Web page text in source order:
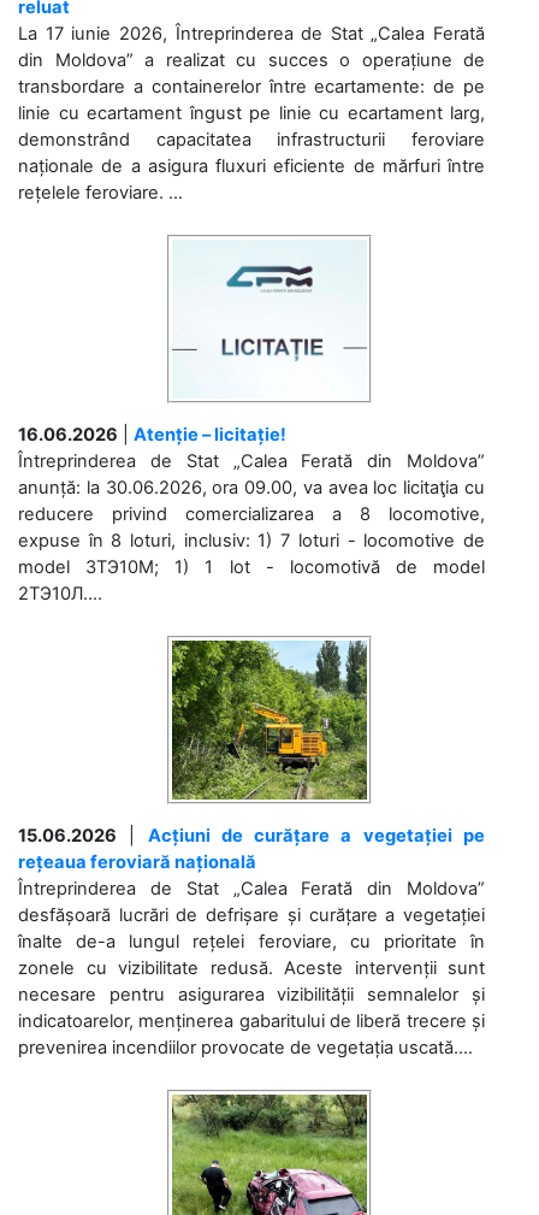
reluat
La 17 iunie 2026, Întreprinderea de Stat „Calea Ferată
din Moldova” a realizat cu succes o operațiune de
transbordare a containerelor între ecartamente: de pe
linie cu ecartament îngust pe linie cu ecartament larg,
demonstrând capacitatea infrastructurii feroviare
naționale de a asigura fluxuri eficiente de mărfuri între
rețelele feroviare. ...
16.06.2026
Atenție – licitație!
Întreprinderea de Stat „Calea Ferată din Moldova”
anunță: la 30.06.2026, ora 09.00, va avea loc licitaţia cu
reducere privind comercializarea a 8 locomotive,
expuse în 8 loturi, inclusiv: 1) 7 loturi - locomotive de
model 3ТЭ10М; 1) 1 lot - locomotivă de model
2ТЭ10Л....
15.06.2026
Acțiuni de curățare a vegetației pe
rețeaua feroviară națională
Întreprinderea de Stat „Calea Ferată din Moldova”
desfășoară lucrări de defrișare și curățare a vegetației
înalte de-a lungul rețelei feroviare, cu prioritate în
zonele cu vizibilitate redusă. Aceste intervenții sunt
necesare pentru asigurarea vizibilității semnalelor și
indicatoarelor, menținerea gabaritului de liberă trecere și
prevenirea incendiilor provocate de vegetația uscată....